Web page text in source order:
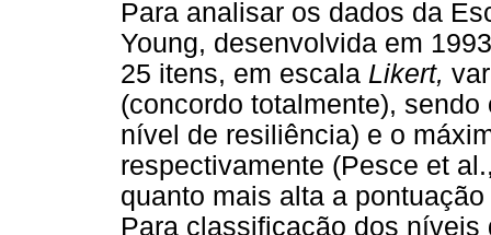
Para analisar os dados da
Young, desenvolvida em
25 itens, em escala Likert,
(concordo totalmente),
nível de resiliência) e o
respectivamente (Pesce et
quanto mais alta a
Para classificação dos